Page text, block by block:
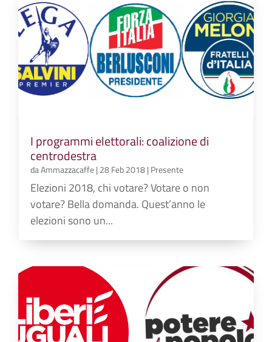
I programmi elettorali: coalizione di
centrodestra
daAmmazzacaffe| 28 Feb 2018| Presente
Elezioni 2018, chi votare? Votare o non
votare? Bella domanda. Quest’anno le
elezioni sono un...